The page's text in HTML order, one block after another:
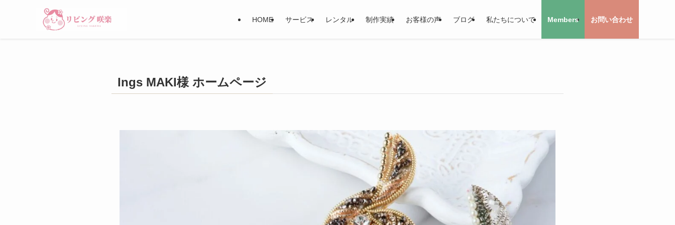
HOME サービス レンタル 制作実績 お客様の声 ブログ 私たちについて Members お問い合わせ
Ings MAKI様 ホームページ